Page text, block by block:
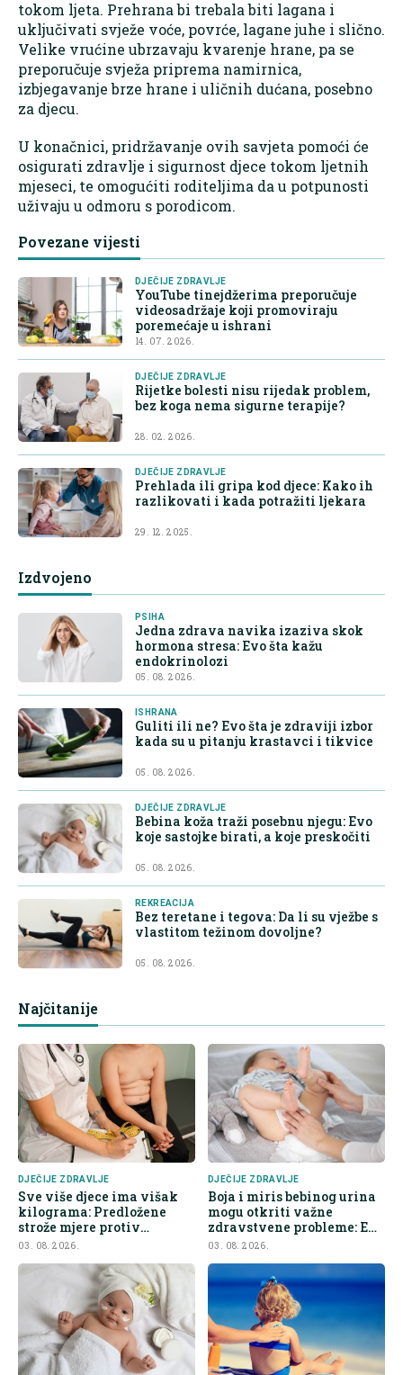
tokom ljeta. Prehrana bi trebala biti lagana i
uključivati svježe voće, povrće, lagane juhe i slično.
Velike vrućine ubrzavaju kvarenje hrane, pa se
preporučuje svježa priprema namirnica,
izbjegavanje brze hrane i uličnih dućana, posebno
za djecu.
U konačnici, pridržavanje ovih savjeta pomoći će
osigurati zdravlje i sigurnost djece tokom ljetnih
mjeseci, te omogućiti roditeljima da u potpunosti
uživaju u odmoru s porodicom.
Povezane vijesti
DJEČIJE ZDRAVLJE
YouTube tinejdžerima preporučuje
videosadržaje koji promoviraju
poremećaje u ishrani
14. 07. 2026.
DJEČIJE ZDRAVLJE
Rijetke bolesti nisu rijedak problem,
bez koga nema sigurne terapije?
28. 02. 2026.
DJEČIJE ZDRAVLJE
Prehlada ili gripa kod djece: Kako ih
razlikovati i kada potražiti ljekara
29. 12. 2025.
Izdvojeno
PSIHA
Jedna zdrava navika izaziva skok
hormona stresa: Evo šta kažu
endokrinolozi
05. 08. 2026.
ISHRANA
Guliti ili ne? Evo šta je zdraviji izbor
kada su u pitanju krastavci i tikvice
05. 08. 2026.
DJEČIJE ZDRAVLJE
Bebina koža traži posebnu njegu: Evo
koje sastojke birati, a koje preskočiti
05. 08. 2026.
REKREACIJA
Bez teretane i tegova: Da li su vježbe s
vlastitom težinom dovoljne?
05. 08. 2026.
Najčitanije
DJEČIJE ZDRAVLJE
Sve više djece ima višak
kilograma: Predložene
strože mjere protiv
nezdrave hrane
03. 08. 2026.
DJEČIJE ZDRAVLJE
Boja i miris bebinog urina
mogu otkriti važne
zdravstvene probleme: Evo
na šta roditelji trebaju obr
03. 08. 2026.